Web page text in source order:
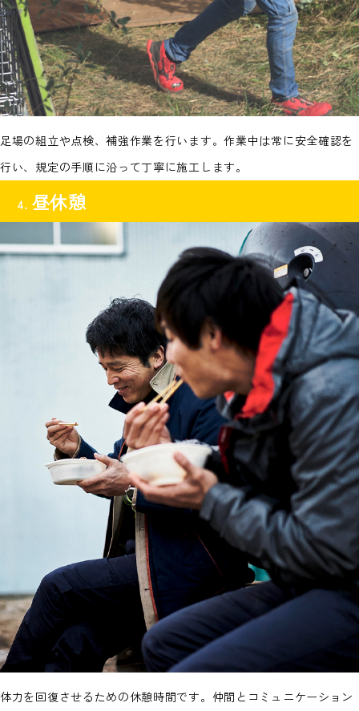
足場の組立や点検、補強作業を行います。作業中は常に安全確認を
行い、規定の手順に沿って丁寧に施工します。
4. 昼休憩
体力を回復させるための休憩時間です。仲間とコミュニケーション